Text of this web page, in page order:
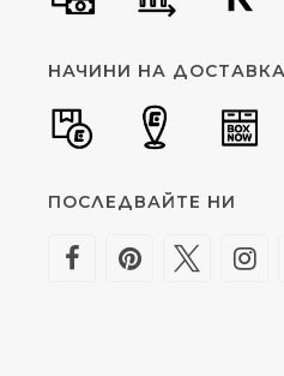
НАЧИНИ НА ДОСТАВКА
ПОСЛЕДВАЙТЕ НИ